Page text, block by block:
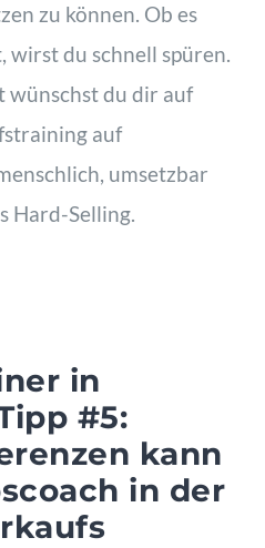
zu können. Ob es
wirst du schnell spüren.
wünschst du dir auf
auf
umsetzbar
Hard-Selling.
in
#5:
kann
in der